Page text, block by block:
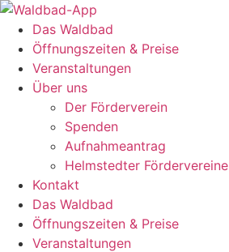
Zum
Inhalt
springen
Das Waldbad
Öffnungszeiten & Preise
Veranstaltungen
Über uns
Der Förderverein
Spenden
Aufnahmeantrag
Helmstedter Fördervereine
Kontakt
Das Waldbad
Öffnungszeiten & Preise
Veranstaltungen